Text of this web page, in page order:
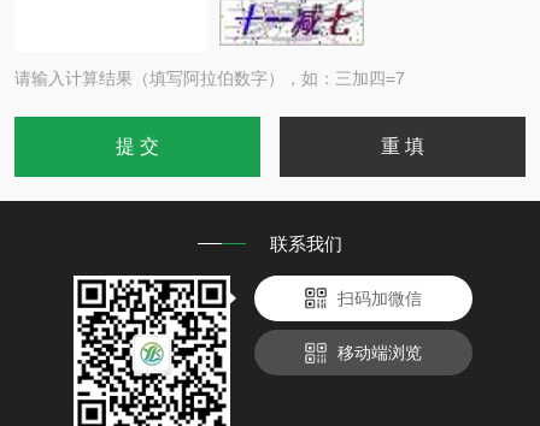
请输入计算结果（填写阿拉伯数字），如：三加四=7
联系我们
扫码加微信
移动端浏览